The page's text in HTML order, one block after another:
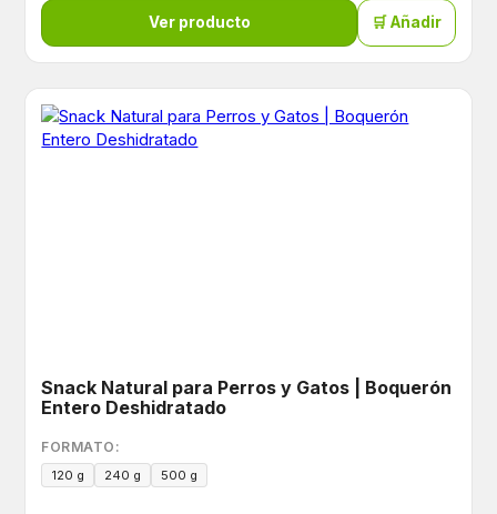
Ver producto 🛒 Añadir
Snack Natural para Perros y Gatos | Boquerón
Entero Deshidratado
FORMATO:
120 g 240 g 500 g